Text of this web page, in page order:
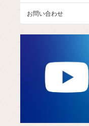
お問い合わせ